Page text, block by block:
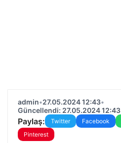
admin•27.05.2024 12:43•
Güncellendi: 27.05.2024 12:43
Paylaş: Twitter Facebook
Pinterest